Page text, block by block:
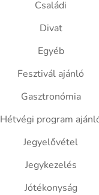
Családi
Divat
Egyéb
Fesztivál ajánló
Gasztronómia
Hétvégi program
Jegyelővétel
Jegykezelés
Jótékonyság